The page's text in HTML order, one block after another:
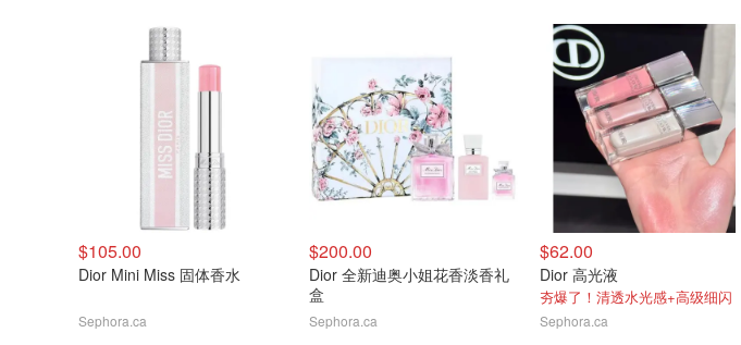
$105.00
Dior Mini Miss 固体香水
Sephora.ca
$200.00
Dior 全新迪奥小姐花香淡香礼
盒
Sephora.ca
$62.00
Dior 高光液
夯爆了！清透水光感+高级细闪
Sephora.ca